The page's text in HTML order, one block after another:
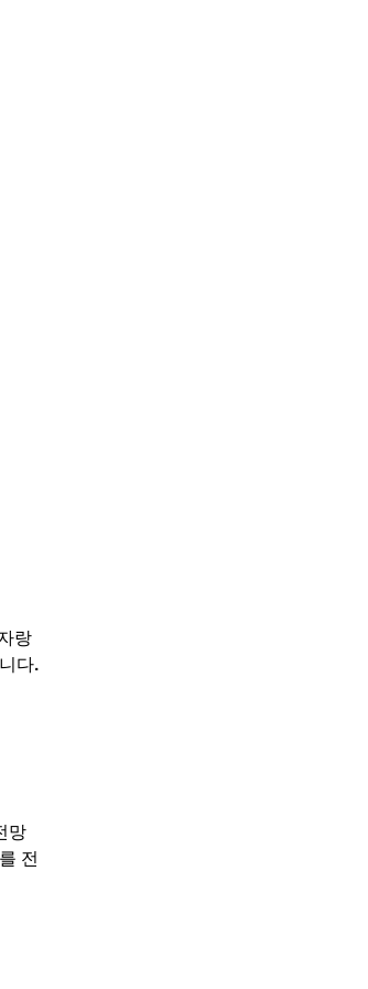
랑
다.
망
전